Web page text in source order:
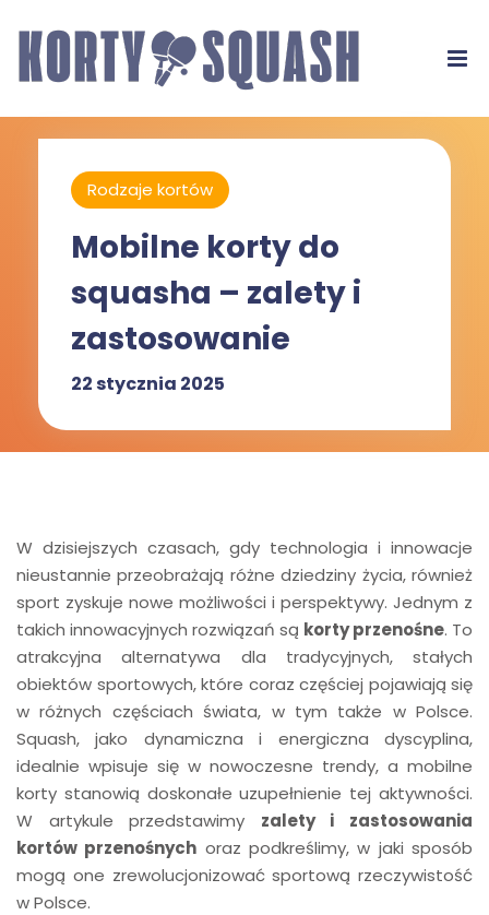
Rodzaje kortów
Mobilne korty do
squasha – zalety i
zastosowanie
22 stycznia 2025
W dzisiejszych czasach, gdy technologia i innowacje
nieustannie przeobrażają różne dziedziny życia, również
sport zyskuje nowe możliwości i perspektywy. Jednym z
takich innowacyjnych rozwiązań są korty przenośne. To
atrakcyjna alternatywa dla tradycyjnych, stałych
obiektów sportowych, które coraz częściej pojawiają się
w różnych częściach świata, w tym także w Polsce.
Squash, jako dynamiczna i energiczna dyscyplina,
idealnie wpisuje się w nowoczesne trendy, a mobilne
korty stanowią doskonałe uzupełnienie tej aktywności.
W artykule przedstawimy zalety i zastosowania
kortów przenośnych oraz podkreślimy, w jaki sposób
mogą one zrewolucjonizować sportową rzeczywistość
w Polsce.